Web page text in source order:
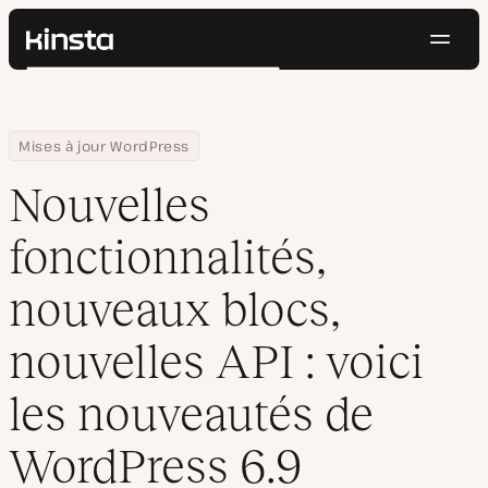
Kinsta®
Prix
Contact
Rechercher
Home
Centre de ressources
Blog
Mises à jour WordPress
Nouvelles fonctionnalités, nouveaux blocs, nouvelles API : voici
Nouvelles
fonctionnalités,
nouveaux blocs,
nouvelles API : voici
les nouveautés de
WordPress 6.9